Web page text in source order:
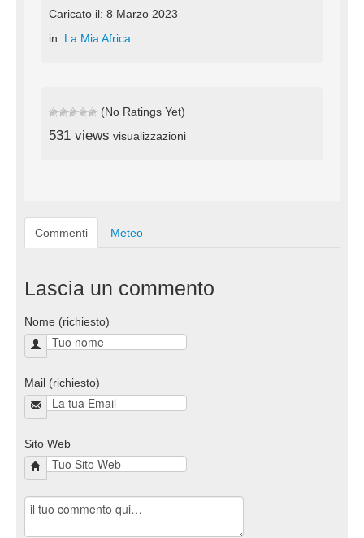
Caricato il: 8 Marzo 2023
in: La Mia Africa
(No Ratings Yet)
531 views visualizzazioni
Commenti Meteo
Lascia un commento
Nome (richiesto)
Mail (richiesto)
Sito Web